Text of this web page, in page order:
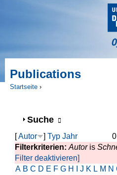
Publications
Startseite ›
Anzeigen
Suche
[Autor ] Typ Jahr
Filterkriterien: Autoris
Filter deaktivieren]
A B C D E F G H J K L M N